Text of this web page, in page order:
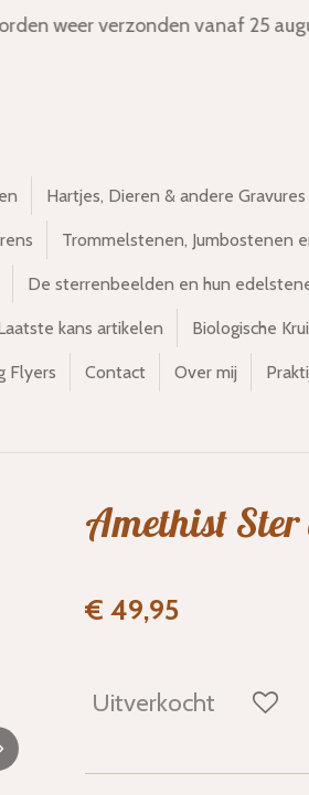
weer verzonden vanaf 25
Hartjes, Dieren & andere Gravures
Trommelstenen, Jumbostenen
De sterrenbeelden en hun
kans artikelen Biologische
Flyers Contact Over mij
Amethist
€ 49,95
Uitverkocht